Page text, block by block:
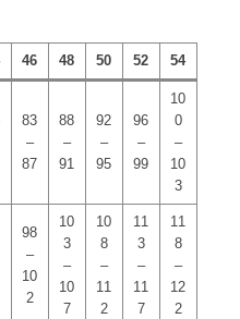
46 48 50 52 54
83
–
87
88
–
91
92
–
95
96
–
99
10
0
–
10
3
98
–
10
2
10
3
–
10
7
10
8
–
11
2
11
3
–
11
7
11
8
–
12
2